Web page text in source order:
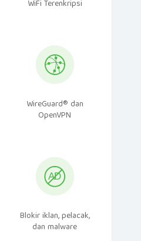
WiFi Terenkripsi
WireGuard® dan
OpenVPN
Blokir iklan, pelacak,
dan malware